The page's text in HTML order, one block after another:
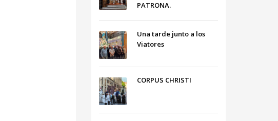
PATRONA.
Una tarde junto a los
Viatores
CORPUS CHRISTI